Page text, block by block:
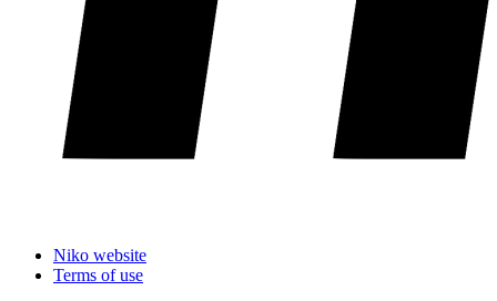
Niko website
Terms of use